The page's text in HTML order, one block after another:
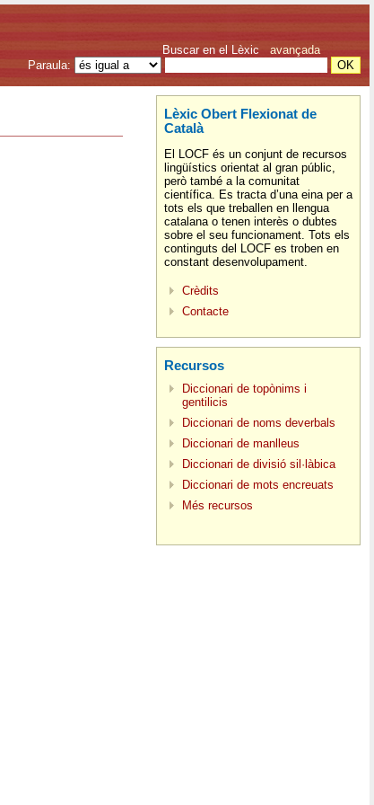
Buscar en el Lèxic avançada
Paraula:
Lèxic Obert Flexionat de
Català
El LOCF és un conjunt de recursos
lingüístics orientat al gran públic,
però també a la comunitat
científica. Es tracta d’una eina per a
tots els que treballen en llengua
catalana o tenen interès o dubtes
sobre el seu funcionament. Tots els
continguts del LOCF es troben en
constant desenvolupament.
Crèdits
Contacte
Recursos
Diccionari de topònims i
gentilicis
Diccionari de noms deverbals
Diccionari de manlleus
Diccionari de divisió sil·làbica
Diccionari de mots encreuats
Més recursos